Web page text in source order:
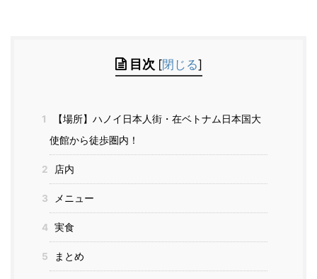
目次 [閉じる]
1
【場所】ハノイ日本人街・在ベトナム日本国大
使館から徒歩圏内！
2 店内
3 メニュー
4 実食
5 まとめ